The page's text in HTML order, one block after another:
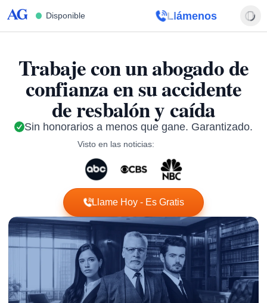
Accident GroupDisponible (888) 536-8458
Trabaje con un abogado de
confianza en suaccidente
de resbalón y caída
Sin honorarios a menos que gane. Garantizado.
Visto en las noticias:
Llame Hoy - Es Gratis